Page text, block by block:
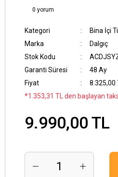
0 yorum
Kategori
Bina İçi
Marka
Dalgıç
Stok Kodu
Garanti Süresi
48 Ay
Fiyat
8.325,00
*1.353,31 TL den başlayan
9.990,00 TL